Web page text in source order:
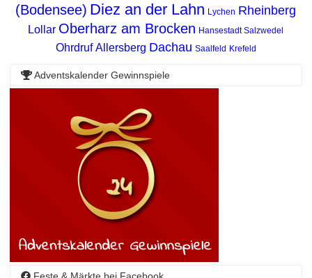
(Bodensee) Diez an der Lahn Lychen Rheinberg
Lollar Oberharz am Brocken Hansestadt Salzwedel
Ohrdruf Allersberg Dachau Saalfeld Krefeld
Adventskalender Gewinnspiele